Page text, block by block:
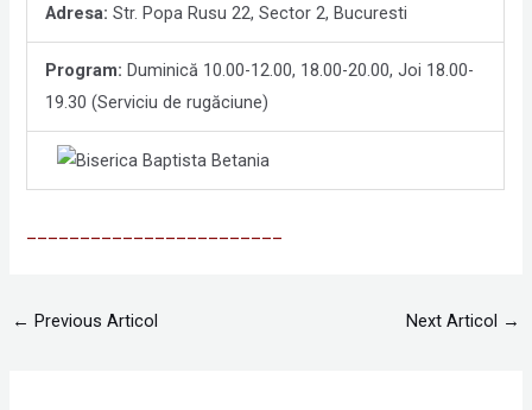
Adresa:Str. Popa Rusu 22, Sector 2, Bucuresti
Program:Duminică 10.00-12.00, 18.00-20.00, Joi 18.00-
19.30 (Serviciu de rugăciune)
← Previous Articol Next Articol →